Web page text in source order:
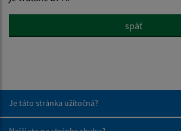
späť
Je táto stránka užitočná?